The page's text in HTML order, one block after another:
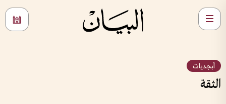
أبجديات
الثقة